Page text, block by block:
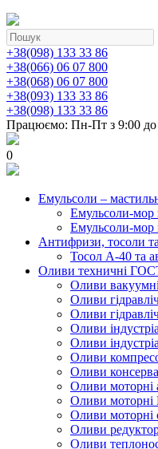
+38(098) 133 33 86
+38(066) 06 07 800
+38(068) 06 07 800
+38(093) 133 33 86
+38(098) 133 33 86
Працюємо: Пн-Пт з 9:00 до
0
Емульсоли –
Емульсоли-мор
Емульсоли-мор
Антифризи, тосоли та
Тосол А-40 та
Оливи техничні
Оливи
Оливи
Оливи
Оливи
Оливи
Оливи
Оливи
Оливи моторні
Оливи
Оливи моторні
Оливи
Оливи